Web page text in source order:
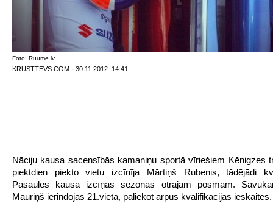
Foto: Ruume.lv.
KRUSTTEVS.COM · 30.11.2012. 14:41
Nāciju kausa sacensībās kamaniņu sportā vīriešiem Kēnigzes
piektdien piekto vietu izcīnīja Mārtiņš Rubenis, tādējādi
Pasaules kausa izcīņas sezonas otrajam posmam.
Mauriņš ierindojās 21.vietā, paliekot ārpus kvalifikācijas ieskaites.